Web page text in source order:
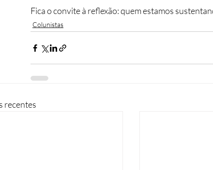
Fica o convite à reflexão: quem estamos
Colunistas
recentes